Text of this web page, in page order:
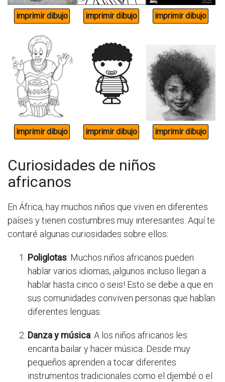
Curiosidades de niños
africanos
En África, hay muchos niños que viven en diferentes
países y tienen costumbres muy interesantes. Aquí te
contaré algunas curiosidades sobre ellos:
Poliglotas: Muchos niños africanos pueden
hablar varios idiomas, ¡algunos incluso llegan a
hablar hasta cinco o seis! Esto se debe a que en
sus comunidades conviven personas que hablan
diferentes lenguas.
Danza y música: A los niños africanos les
encanta bailar y hacer música. Desde muy
pequeños aprenden a tocar diferentes
instrumentos tradicionales como el djembé o el